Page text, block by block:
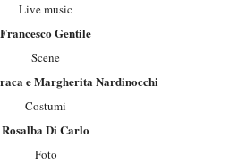
Live music
Francesco Gentile
Scene
e Margherita Nardinocchi
Costumi
Rosalba Di Carlo
Foto